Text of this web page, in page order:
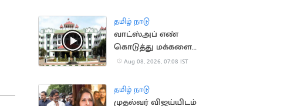
தமிழ் நாடு
வாட்ஸ்அப் எண்
கொடுத்து மக்களை
ஏமாற்ற வேண்டாம்:
கண்டனம்
Aug 08, 2026, 07:08 IST
தமிழ் நாடு
முதல்வர் விஜய்யிடம்